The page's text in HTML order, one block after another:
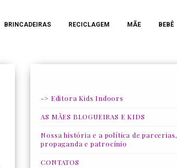
BRINCADEIRAS RECICLAGEM MÃE BEBÊ
-> Editora Kids Indoors
AS MÃES BLOGUEIRAS E KIDS
Nossa história e a política de parcerias,
propaganda e patrocínio
CONTATOS